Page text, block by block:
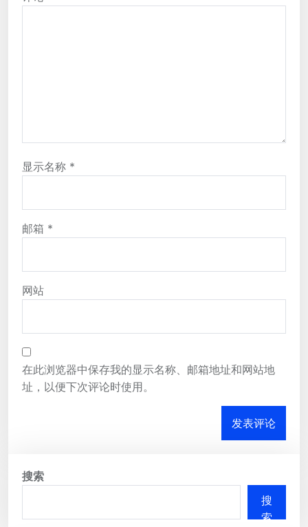
显示名称 *
邮箱 *
网站
在此浏览器中保存我的显示名称、邮箱地址和网站地
址，以便下次评论时使用。
搜索
搜
索